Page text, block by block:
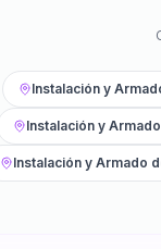
Instalación y
Instalación y
Instalación y Armado